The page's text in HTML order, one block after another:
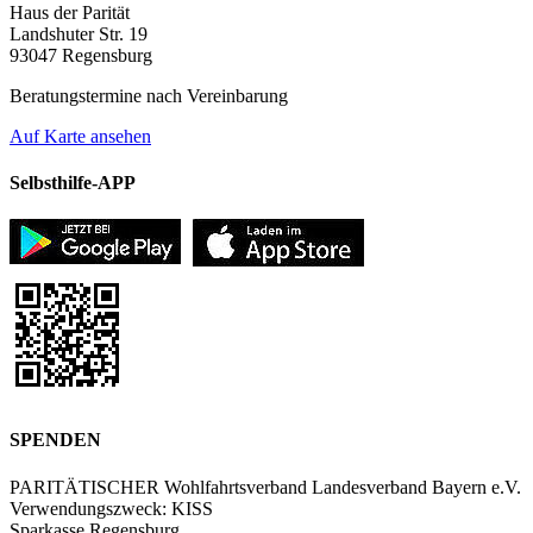
Haus der Parität
Landshuter Str. 19
93047 Regensburg
Beratungstermine nach Vereinbarung
Auf Karte ansehen
Selbsthilfe-APP
SPENDEN
PARITÄTISCHER Wohlfahrtsverband Landesverband Bayern e.V.
Verwendungszweck: KISS